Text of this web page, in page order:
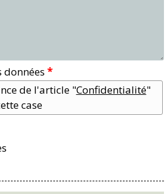
données *
de l'article "Confidentialité"
case